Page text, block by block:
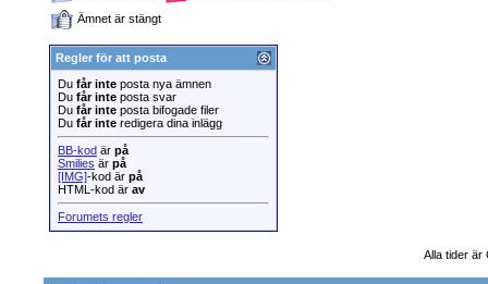
Ämnet är stängt
Regler för att posta
Du får inte posta nya ämnen
Du får inte posta svar
Du får inte posta bifogade filer
Du får inte redigera dina inlägg
BB-kod är på
Smilies är på
[IMG]-kod är på
HTML-kod är av
Forumets regler
Alla tider är